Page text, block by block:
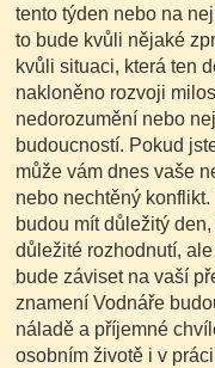
tento týden nebo na
to bude kvůli nějaké
kvůli situaci, která ten
nakloněno rozvoji
nedorozumění nebo
budoucností. Pokud
může vám dnes vaše
nebo nechtěný
budou mít důležitý
důležité rozhodnutí,
bude záviset na vaší
znamení Vodnáře
náladě a příjemné
osobním životě i v